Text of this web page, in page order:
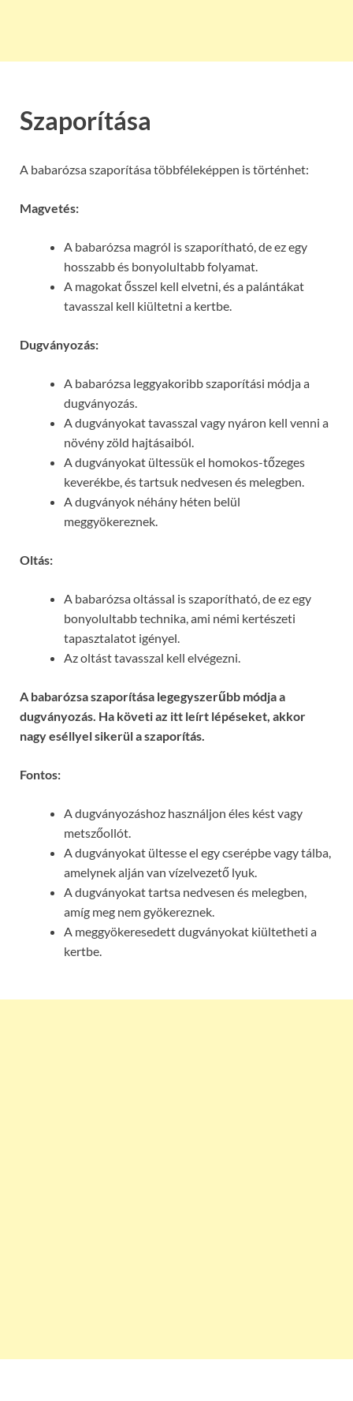
Szaporítása
A babarózsa szaporítása többféleképpen is történhet:
Magvetés:
A babarózsa magról is szaporítható, de ez egy
hosszabb és bonyolultabb folyamat.
A magokat ősszel kell elvetni, és a palántákat
tavasszal kell kiültetni a kertbe.
Dugványozás:
A babarózsa leggyakoribb szaporítási módja a
dugványozás.
A dugványokat tavasszal vagy nyáron kell venni a
növény zöld hajtásaiból.
A dugványokat ültessük el homokos-tőzeges
keverékbe, és tartsuk nedvesen és melegben.
A dugványok néhány héten belül
meggyökereznek.
Oltás:
A babarózsa oltással is szaporítható, de ez egy
bonyolultabb technika, ami némi kertészeti
tapasztalatot igényel.
Az oltást tavasszal kell elvégezni.
A babarózsa szaporítása legegyszerűbb módja a
dugványozás. Ha követi az itt leírt lépéseket, akkor
nagy eséllyel sikerül a szaporítás.
Fontos:
A dugványozáshoz használjon éles kést vagy
metszőollót.
A dugványokat ültesse el egy cserépbe vagy tálba,
amelynek alján van vízelvezető lyuk.
A dugványokat tartsa nedvesen és melegben,
amíg meg nem gyökereznek.
A meggyökeresedett dugványokat kiültetheti a
kertbe.